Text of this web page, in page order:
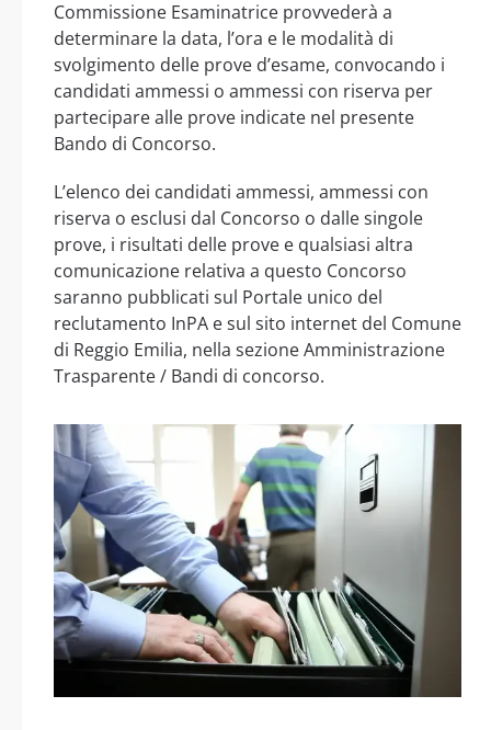
Commissione Esaminatrice provvederà a
determinare la data, l’ora e le modalità di
svolgimento delle prove d’esame, convocando i
candidati ammessi o ammessi con riserva per
partecipare alle prove indicate nel presente
Bando di Concorso.
L’elenco dei candidati ammessi, ammessi con
riserva o esclusi dal Concorso o dalle singole
prove, i risultati delle prove e qualsiasi altra
comunicazione relativa a questo Concorso
saranno pubblicati sul Portale unico del
reclutamento InPA e sul sito internet del Comune
di Reggio Emilia, nella sezione Amministrazione
Trasparente / Bandi di concorso.